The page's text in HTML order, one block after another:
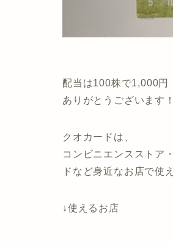
配当は100株で1,000円
ありがとうございます！
クオカードは、
コンビニエンスストア
ドなど身近なお店で使
↓使えるお店